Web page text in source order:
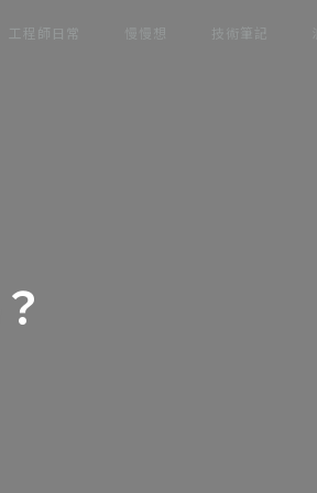
工程師日常 慢慢想 技術筆記